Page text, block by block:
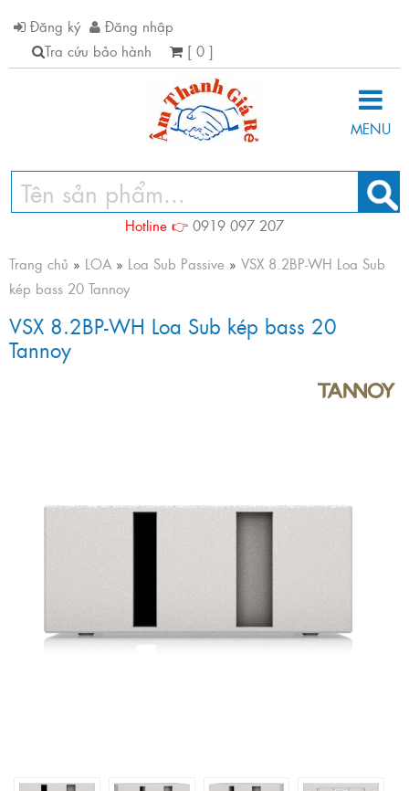
Đăng ký
Đăng nhập
Tra cứu bảo hành
[ 0 ]
MENU
Hotline 👉 0919 097 207
Trang chủ » LOA » Loa Sub Passive » VSX 8.2BP-WH Loa Sub
kép bass 20 Tannoy
VSX 8.2BP-WH Loa Sub kép bass 20
Tannoy